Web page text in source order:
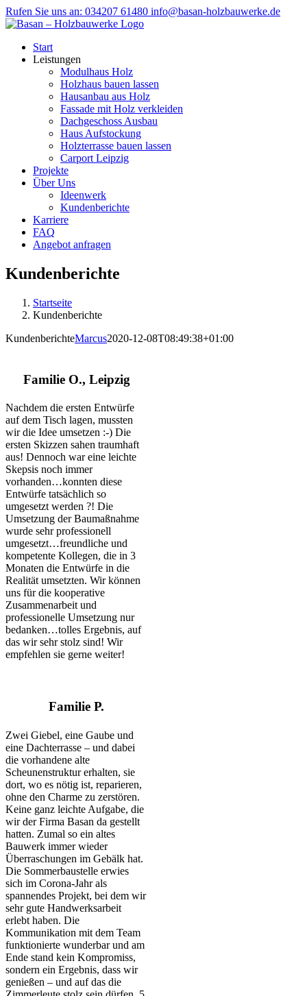
Zum
Inhalt
Rufen Sie uns an: 034207 61480 info@basan-holzbauwerke.de
Start
Leistungen
Modulhaus Holz
Holzhaus bauen lassen
Hausanbau aus Holz
Fassade mit Holz verkleiden
Dachgeschoss Ausbau
Haus Aufstockung
Holzterrasse bauen lassen
Carport Leipzig
Projekte
Über Uns
Ideenwerk
Kundenberichte
Karriere
FAQ
Angebot anfragen
Kundenberichte
Startseite
Kundenberichte
KundenberichteMarcus2020-12-08T08:49:38+01:00
Familie O., Leipzig
Nachdem die ersten Entwürfe
auf dem Tisch lagen, mussten
wir die Idee umsetzen :-) Die
ersten Skizzen sahen traumhaft
aus! Dennoch war eine leichte
Skepsis noch immer
vorhanden…konnten diese
Entwürfe tatsächlich so
umgesetzt werden ?! Die
Umsetzung der Baumaßnahme
wurde sehr professionell
umgesetzt…freundliche und
kompetente Kollegen, die in 3
Monaten die Entwürfe in die
Realität umsetzten. Wir können
uns für die kooperative
Zusammenarbeit und
professionelle Umsetzung nur
bedanken…tolles Ergebnis, auf
das wir sehr stolz sind! Wir
empfehlen sie gerne weiter!
Familie P.
Zwei Giebel, eine Gaube und
eine Dachterrasse – und dabei
die vorhandene alte
Scheunenstruktur erhalten, sie
dort, wo es nötig ist, reparieren,
ohne den Charme zu zerstören.
Keine ganz leichte Aufgabe, die
wir der Firma Basan da gestellt
hatten. Zumal so ein altes
Bauwerk immer wieder
Überraschungen im Gebälk hat.
Die Sommerbaustelle erwies
sich im Corona-Jahr als
spannendes Projekt, bei dem wir
sehr gute Handwerksarbeit
erlebt haben. Die
Kommunikation mit dem Team
funktionierte wunderbar und am
Ende stand kein Kompromiss,
sondern ein Ergebnis, dass wir
genießen – und auf das die